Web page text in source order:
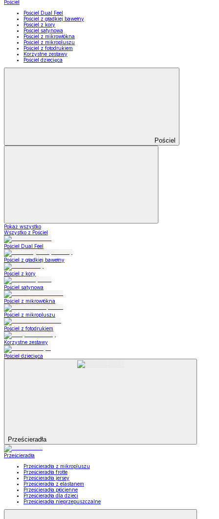
Pościel
Pościel Dual Feel
Pościel z gładkiej bawełny
Pościel z kory
Pościel satynowa
Pościel z mikrowłókna
Pościel z mikropluszu
Pościel z fotodrukiem
Korzystne zestawy
Pościel dziecięca
Pościel
Pokaż wszystko
Wszystko z Pościel
Pościel Dual Feel
Pościel z gładkiej bawełny
Pościel z kory
Pościel satynowa
Pościel z mikrowłókna
Pościel z mikropluszu
Pościel z fotodrukiem
Korzystne zestawy
Pościel dziecięca
Prześcieradła
Prześcieradła
Prześcieradła z mikropluszu
Prześcieradła frotte
Prześcieradła jersey
Prześcieradła z elastanem
Prześcieradła płócienne
Prześcieradła dla dzieci
Prześcieradła nieprzepuszczalne